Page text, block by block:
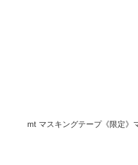
mt マスキングテープ《限定》